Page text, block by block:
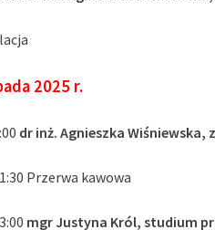
2025 r.
dr inż. Agnieszka
Przerwa kawowa
mgr Justyna Król, studium